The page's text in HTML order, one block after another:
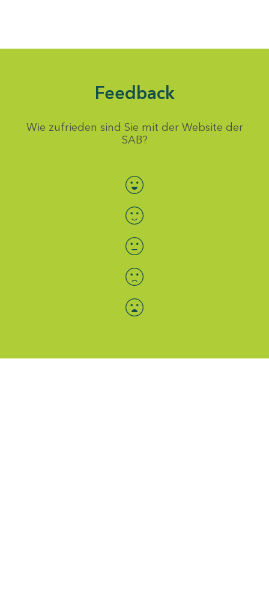
Feedback
Wie zufrieden sind Sie mit der Website der
SAB?
Bewertung auswählen